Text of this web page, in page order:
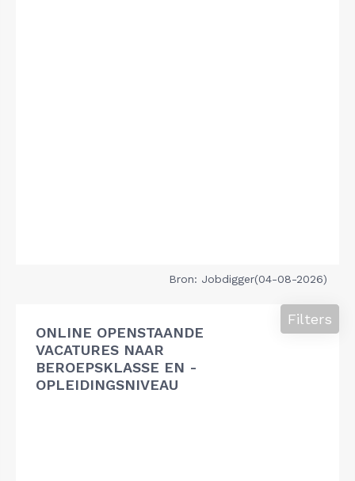
Bron: Jobdigger(04-08-2026)
ONLINE OPENSTAANDE
VACATURES NAAR
BEROEPSKLASSE EN -
OPLEIDINGSNIVEAU
Filters